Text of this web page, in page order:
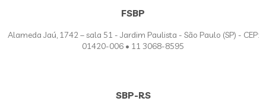
FSBP
Alameda Jaú, 1742 – sala 51 - Jardim Paulista - São Paulo (SP) - CEP:
01420-006 • 11 3068-8595
SBP-RS